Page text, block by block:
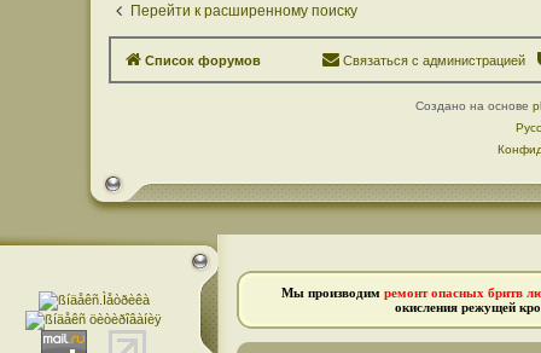
Перейти к расширенному поиску
Список форумов Связаться с администрацией
Создано на основе
Мы производим ремонт опасных бритв
окисления режущей